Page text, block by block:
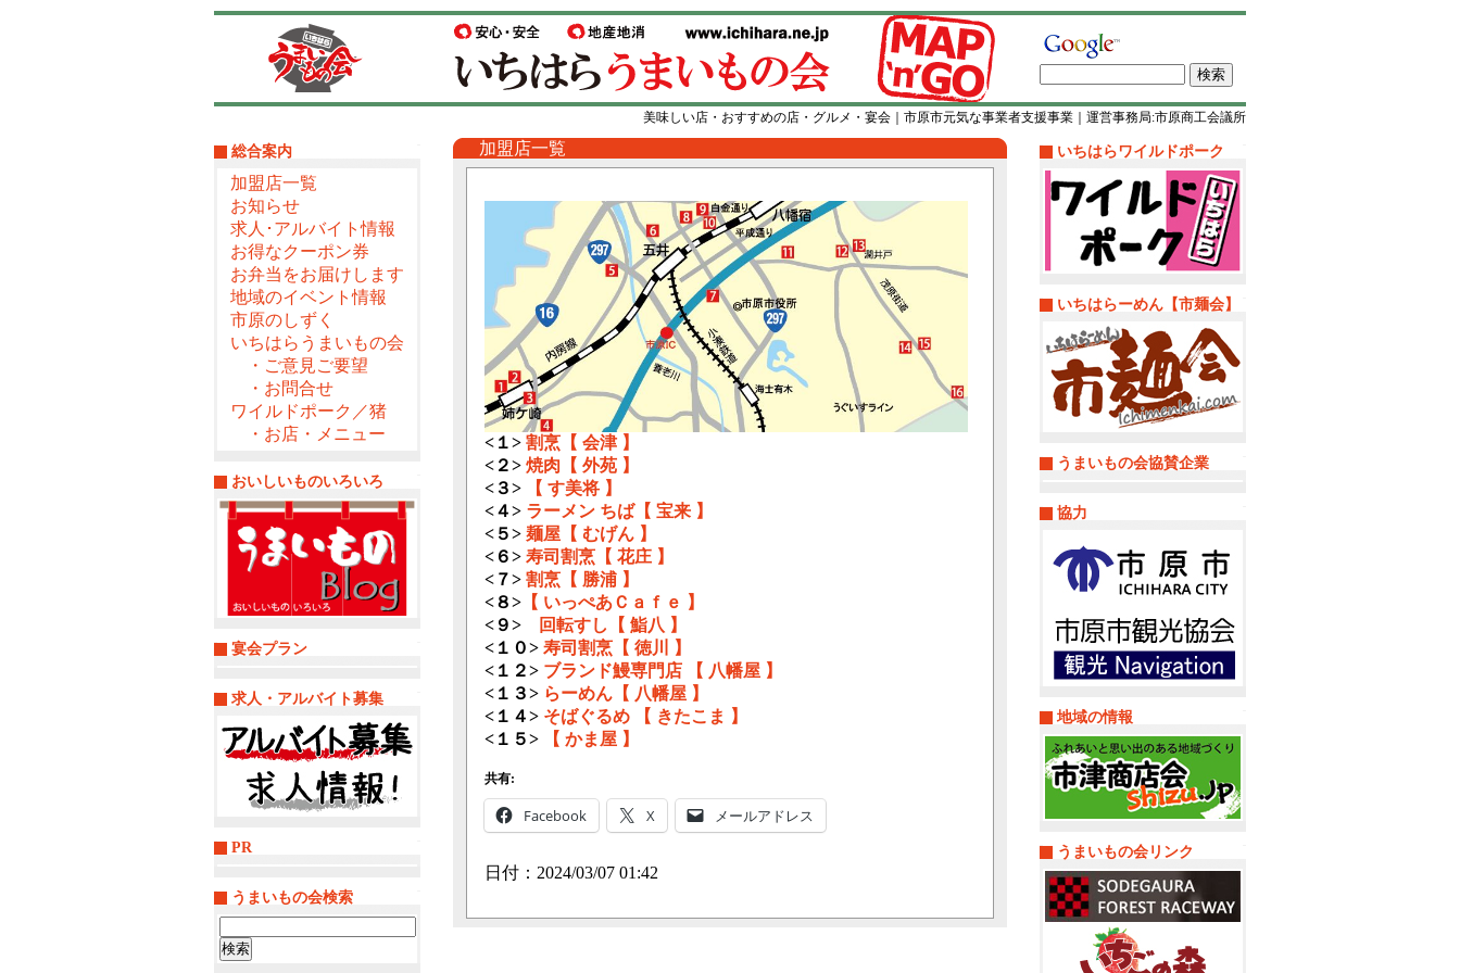
美味しい店・おすすめの店・グルメ・宴会｜市原市元気な事業者支援事業｜運営事務局:市原商工会議所
加盟店一覧
<１> 割烹【 会津 】
<２> 焼肉【 外苑 】
<３>
【 す美将 】
<４> ラーメン ちば【 宝来 】
<５> 麺屋【 むげん 】
<６> 寿司割烹【 花庄 】
<７> 割烹【 勝浦 】
<８> 【 いっぺあＣａｆｅ 】
<９>
回転すし【 鮨八 】
<１０> 寿司割烹【 徳川 】
<１２> ブランド鰻専門店 【 八幡屋 】
<１３> らーめん【 八幡屋 】
<１４> そばぐるめ 【 きたこま 】
<１５>
【 かま屋 】
共有:
Facebook X メールアドレス
日付：2024/03/07 01:42
総合案内
加盟店一覧
お知らせ
求人･アルバイト情報
お得なクーポン券
お弁当をお届けします
地域のイベント情報
市原のしずく
いちはらうまいもの会
・ご意見ご要望
・お問合せ
ワイルドポーク／猪
・お店・メニュー
おいしいものいろいろ
宴会プラン
求人・アルバイト募集
PR
うまいもの会検索
索:
いちはらワイルドポーク
いちはらーめん【市麺会】
うまいもの会協賛企業
協力
地域の情報
うまいもの会リンク